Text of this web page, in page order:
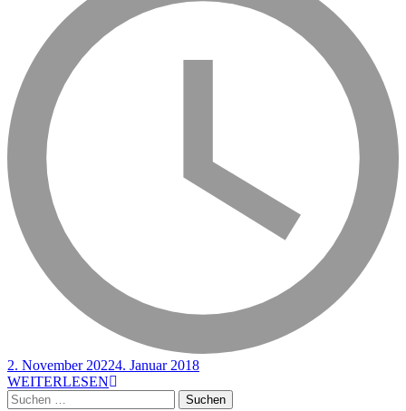
2. November 20224. Januar 2018
WEITERLESEN
Suchen